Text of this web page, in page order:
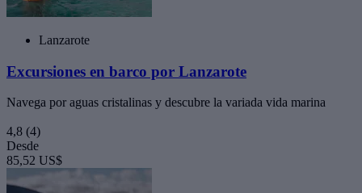
Lanzarote
Excursiones en barco por Lanzarote
Navega por aguas cristalinas y descubre la variada vida marina
4,8 (4)
Desde
85,52 US$